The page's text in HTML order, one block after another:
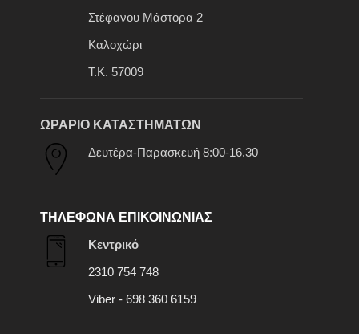
Στέφανου Μάστορα 2
Καλοχώρι
Τ.Κ. 57009
ΩΡΑΡΙΟ ΚΑΤΑΣΤΗΜΑΤΩΝ
Δευτέρα-Παρασκευή 8:00-16.30
ΤΗΛΕΦΩΝΑ ΕΠΙΚΟΙΝΩΝΙΑΣ
Κεντρικό
2310 754 748
Viber - 698 360 6159